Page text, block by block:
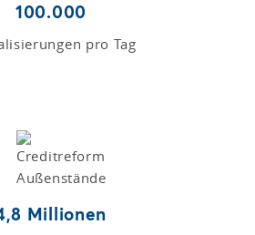
100.000
pro Tag
Millionen